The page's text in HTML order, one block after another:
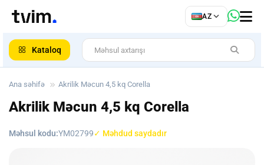
AZ
Kataloq
Ana səhifə Akrilik Məcun 4,5 kq Corella
Akrilik Məcun 4,5 kq Corella
Məhsul kodu:YM02799✓ Məhdud saydadır